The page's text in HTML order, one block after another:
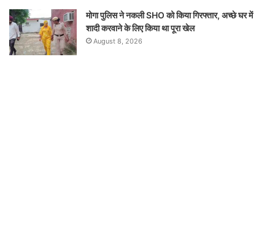
मोगा पुलिस ने नकली SHO को किया गिरफ्तार, अच्छे घर में
शादी करवाने के लिए किया था पूरा खेल
August 8, 2026